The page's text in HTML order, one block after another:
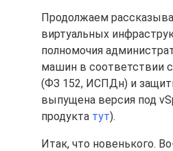
Продолжаем
виртуальных
полномочия
машин в соответствии
(ФЗ 152, ИСПДн) и
выпущена версия под
продукта тут).
Итак, что новенького.